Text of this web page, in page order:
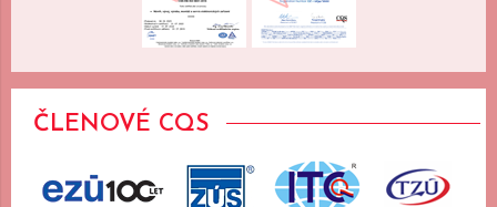
ČLENOVÉ CQS